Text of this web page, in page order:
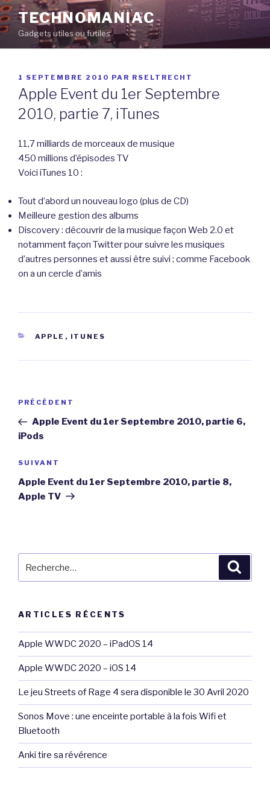
Aller
au
contenu
principal
TECHNOMANIAC
Gadgets utiles ou futiles
PUBLIÉ
LE
1 SEPTEMBRE 2010 PAR RSELTRECHT
Apple Event du 1er Septembre
2010, partie 7, iTunes
11,7 milliards de morceaux de musique
450 millions d’épisodes TV
Voici iTunes 10 :
Tout d’abord un nouveau logo (plus de CD)
Meilleure gestion des albums
Discovery : découvrir de la musique façon Web 2.0 et
notamment façon Twitter pour suivre les musiques
d’autres personnes et aussi être suivi ; comme Facebook
on a un cercle d’amis
CATÉGORIES
APPLE , ITUNES
Navigation
l’article
Article
précédent
PRÉCÉDENT
Apple Event du 1er Septembre 2010, partie 6,
iPods
Article
suivant
SUIVANT
Apple Event du 1er Septembre 2010, partie 8,
Apple TV
pour
ARTICLES RÉCENTS
Apple WWDC 2020 – iPadOS 14
Apple WWDC 2020 – iOS 14
Le jeu Streets of Rage 4 sera disponible le 30 Avril 2020
Sonos Move : une enceinte portable à la fois Wifi et
Bluetooth
Anki tire sa révérence